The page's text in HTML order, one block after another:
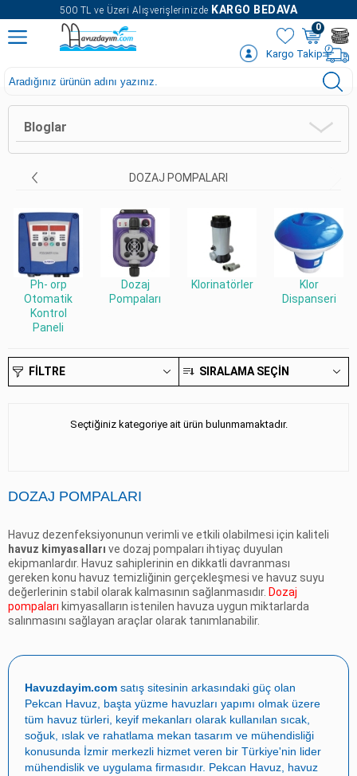
500 TL ve Üzeri Alışverişlerinizde KARGO BEDAVA
0
Kargo Takip
Bloglar
DOZAJ POMPALARI
Ph- orp
Otomatik
Kontrol
Paneli
Dozaj
Pompaları
Klorinatörler
Klor
Dispanseri
FILTRE SIRALAMA SEÇIN
Seçtiğiniz kategoriye ait ürün bulunmamaktadır.
DOZAJ POMPALARI
Havuz dezenfeksiyonunun verimli ve etkili olabilmesi için kaliteli
havuz kimyasalları ve dozaj pompaları ihtiyaç duyulan
ekipmanlardır. Havuz sahiplerinin en dikkatli davranması
gereken konu havuz temizliğinin gerçekleşmesi ve havuz suyu
değerlerinin stabil olarak kalmasının sağlanmasıdır. Dozaj
pompaları kimyasalların istenilen havuza uygun miktarlarda
salınmasını sağlayan araçlar olarak tanımlanabilir.
istenilen dozajlarda verilmesi konusunda kolaylık sağlayan
havuz suyu elde edilmesinde kullanılır. Elektronik olarak çalışan
dozaj pompalarıelektromanyetik diyafram ile dozlama
yapabilen pompalardır. Diyaframın hareketi ile debi değişkenlik
gösterecektir. Çalışma prensibinin gerçekleşmesi için emme ve
basma valfı, emme hortumu ve dozaj hortumu kısımları
mevcuttur.
Havuzdayim.com satış sitesinin arkasındaki güç olan
Pekcan Havuz , başta yüzme havuzları yapımı olmak üzere
tüm havuz türleri, keyif mekanları olarak kullanılan sıcak,
soğuk, ıslak ve rahatlama mekan tasarım ve mühendisliği
konusunda İzmir merkezli hizmet veren bir Türkiye'nin lider
mühendislik ve uygulama firmasıdır. Pekcan Havuz havuz